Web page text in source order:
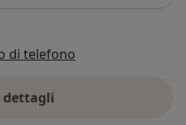
di telefono
dettagli
sull'indirizzo